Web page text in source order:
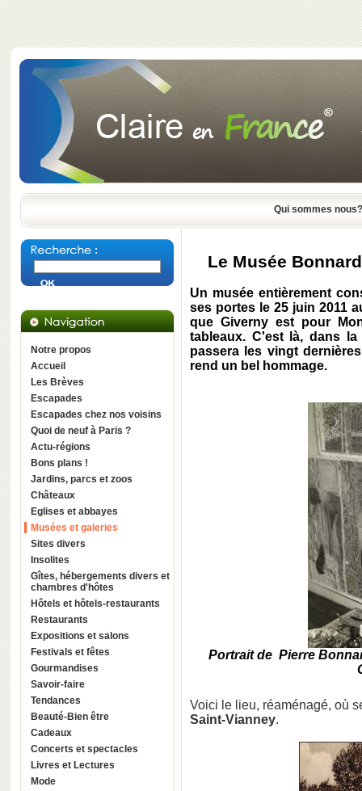
Qui sommes nous?
Notre propos
Accueil
Les Brèves
Escapades
Escapades chez nos voisins
Quoi de neuf à Paris ?
Actu-régions
Bons plans !
Jardins, parcs et zoos
Châteaux
Eglises et abbayes
Musées et galeries
Sites divers
Insolites
Gîtes, hébergements divers et
chambres d'hôtes
Hôtels et hôtels-restaurants
Restaurants
Expositions et salons
Festivals et fêtes
Gourmandises
Savoir-faire
Tendances
Beauté-Bien être
Cadeaux
Concerts et spectacles
Livres et Lectures
Mode
Le Musée
Un musée entièrement
ses portes le 25 juin 2011
que Giverny est pour
tableaux. C'est là, dans
passera les vingt
rend un bel hommage.
Portrait de Pierre
Voici le lieu, réaménagé, où
Saint-Vianney.